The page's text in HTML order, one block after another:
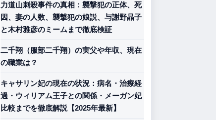
力道山刺殺事件の真相：襲撃犯の正体、死
因、妻の人数、襲撃犯の娘説、与謝野晶子
と木村雅彦のミームまで徹底検証
二千翔（服部二千翔）の実父や年収、現在
の職業は？
キャサリン妃の現在の状況：病名・治療経
過・ウィリアム王子との関係・メーガン妃
比較までを徹底解説【2025年最新】